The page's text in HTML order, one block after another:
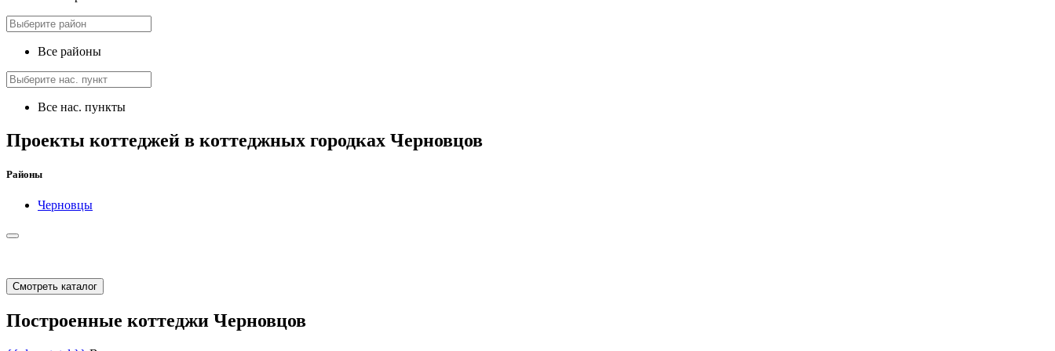
Все районы
Все нас. пункты
Проекты коттеджей в коттеджных городках Черновцов
Районы
Черновцы
Смотреть каталог
Построенные коттеджи Черновцов